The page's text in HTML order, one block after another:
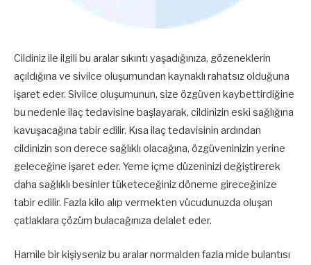
Cildiniz ile ilgili bu aralar sıkıntı yaşadığınıza, gözeneklerin
açıldığına ve sivilce oluşumundan kaynaklı rahatsız olduğuna
işaret eder. Sivilce oluşumunun, size özgüven kaybettirdiğine
bu nedenle ilaç tedavisine başlayarak, cildinizin eski sağlığına
kavuşacağına tabir edilir. Kısa ilaç tedavisinin ardından
cildinizin son derece sağlıklı olacağına, özgüveninizin yerine
geleceğine işaret eder. Yeme içme düzeninizi değiştirerek
daha sağlıklı besinler tüketeceğiniz döneme gireceğinize
tabir edilir. Fazla kilo alıp vermekten vücudunuzda oluşan
çatlaklara çözüm bulacağınıza delalet eder.
Hamile bir kişiyseniz bu aralar normalden fazla mide bulantısı